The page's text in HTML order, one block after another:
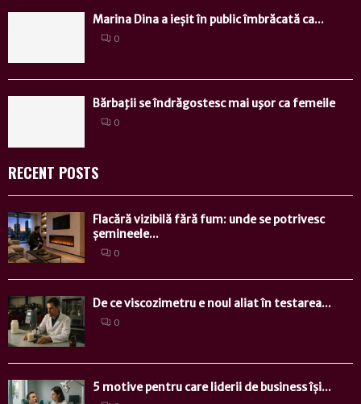
Marina Dina a ieșit în public îmbrăcată ca...
0
Bărbaţii se îndrăgostesc mai uşor ca femeile
0
RECENT POSTS
Flacără vizibilă fără fum: unde se potrivesc
șemineele...
0
De ce viscozimetru e noul aliat în testarea...
0
5 motive pentru care liderii de business își...